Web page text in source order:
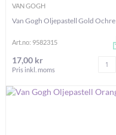
VAN GOGH
Van Gogh Oljepastell Gold Ochre
Art.no: 9582315
17,00 kr
Pris inkl. moms
Antal